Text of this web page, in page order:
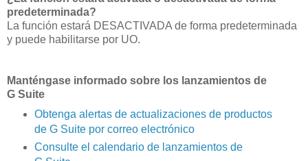
predeterminada?
La función estará DESACTIVADA de forma predeterminada
y puede habilitarse por UO.
Manténgase informado sobre los lanzamientos de
G Suite
Obtenga alertas de actualizaciones de productos
de G Suite por correo electrónico
Consulte el calendario de lanzamientos de